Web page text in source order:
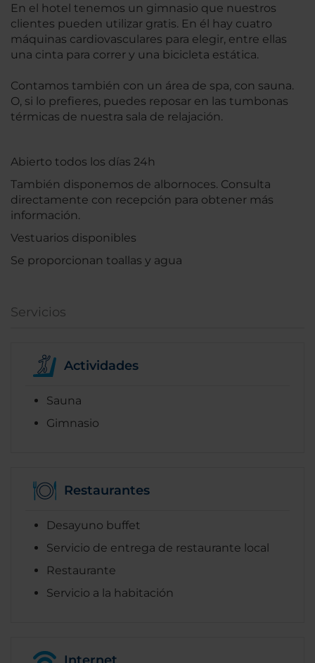
En el hotel tenemos un gimnasio que nuestros
clientes pueden utilizar gratis. En él hay cuatro
máquinas cardiovasculares para elegir, entre ellas
una cinta para correr y una bicicleta estática.
Contamos también con un área de spa, con sauna.
O, si lo prefieres, puedes reposar en las tumbonas
térmicas de nuestra sala de relajación.
Abierto todos los días 24h
También disponemos de albornoces. Consulta
directamente con recepción para obtener más
información.
Vestuarios disponibles
Se proporcionan toallas y agua
Servicios
Actividades
Sauna
Gimnasio
Restaurantes
Desayuno buffet
Servicio de entrega de restaurante local
Restaurante
Servicio a la habitación